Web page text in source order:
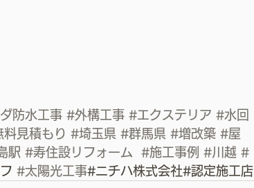
防水工事 #外構工事 #エクステリア #水回
料見積もり #埼玉県 #群馬県 #増改築 #屋
駅 #寿住設リフォーム #施工事例 #川越 #
#太陽光工事#ニチハ株式会社#認定施工店